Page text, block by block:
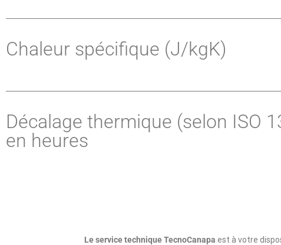
Chaleur spécifique (J/kgK)
Décalage thermique (selon ISO
en heures
Le service technique TecnoCanapa est à votre